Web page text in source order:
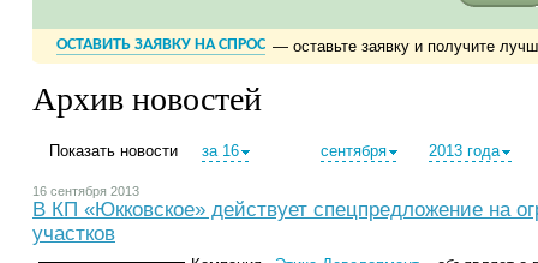
ОСТАВИТЬ ЗАЯВКУ НА СПРОС — оставьте заявку и получите
Архив новостей
Показать новости за 16 сентября 2013 года
16 сентября 2013
В КП «Юкковское» действует спецпредложение на
участков